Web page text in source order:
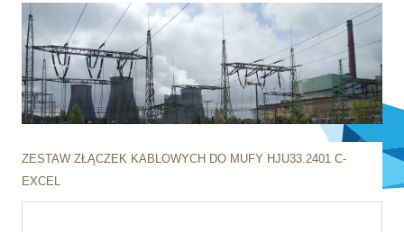
ZESTAW ZŁĄCZEK KABLOWYCH DO MUFY HJU33.2401 C-
EXCEL